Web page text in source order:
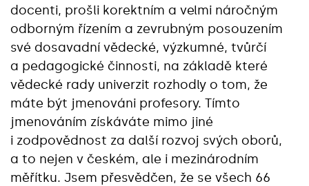
docenti, prošli korektním a velmi náročným
odborným řízením a zevrubným posouzením
své dosavadní vědecké, výzkumné, tvůrčí
a pedagogické činnosti, na základě které
vědecké rady univerzit rozhodly o tom, že
máte být jmenováni profesory. Tímto
jmenováním získáváte mimo jiné
i zodpovědnost za další rozvoj svých oborů,
a to nejen v českém, ale i mezinárodním
měřítku. Jsem přesvědčen, že se všech 66